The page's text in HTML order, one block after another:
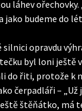
láhev
jako budeme do
opravdu
byl loni ještě
řiti, protože k
čerpadláři –
štěňátko, má